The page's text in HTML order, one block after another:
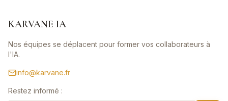
KARVANE IA
Nos équipes se déplacent pour former vos collaborateurs à
l'IA.
info@karvane.fr
Restez informé :